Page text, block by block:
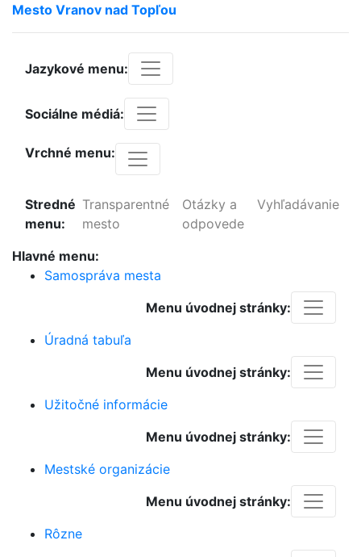
Mesto Vranov nad Topľou
Jazykové menu:
Sociálne médiá:
Vrchné menu:
Stredné
menu:
Transparentné
mesto
Otázky a
odpovede
Vyhľadávanie
Hlavné menu:
Samospráva mesta
Menu úvodnej stránky:
Úradná tabuľa
Menu úvodnej stránky:
Užitočné informácie
Menu úvodnej stránky:
Mestské organizácie
Menu úvodnej stránky:
Rôzne